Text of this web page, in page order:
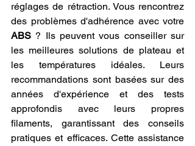
réglages de rétraction. Vous rencontrez
ABS ? Ils peuvent vous conseiller sur
les meilleures solutions de plateau et
les températures idéales. Leurs
recommandations sont basées sur des
années d'expérience et des tests
approfondis avec leurs propres
filaments, garantissant des conseils
pratiques et efficaces. Cette assistance